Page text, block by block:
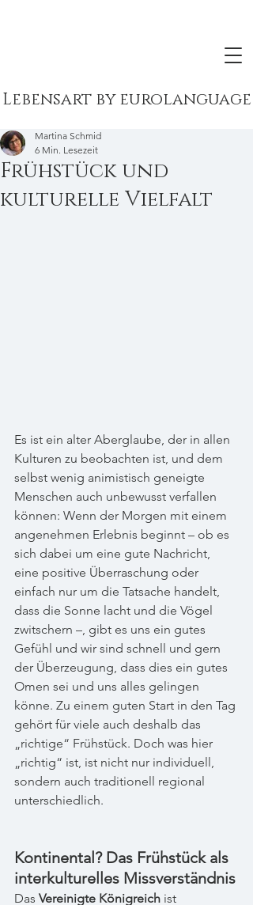
Lebensart by eurolanguage
Frühstück und
kulturelle Vielfalt
Martina Schmid
6 Min. Lesezeit
Es ist ein alter Aberglaube, der in allen
Kulturen zu beobachten ist, und dem
selbst wenig animistisch geneigte
Menschen auch unbewusst verfallen
können: Wenn der Morgen mit einem
angenehmen Erlebnis beginnt – ob es
sich dabei um eine gute Nachricht,
eine positive Überraschung oder
einfach nur um die Tatsache handelt,
dass die Sonne lacht und die Vögel
zwitschern –, gibt es uns ein gutes
Gefühl und wir sind schnell und gern
der Überzeugung, dass dies ein gutes
Omen sei und uns alles gelingen
könne. Zu einem guten Start in den Tag
gehört für viele auch deshalb das
„richtige“ Frühstück. Doch was hier
„richtig“ ist, ist nicht nur individuell,
sondern auch traditionell regional
unterschiedlich.
Kontinental? Das Frühstück als
interkulturelles Missverständnis
Das Vereinigte Königreich ist